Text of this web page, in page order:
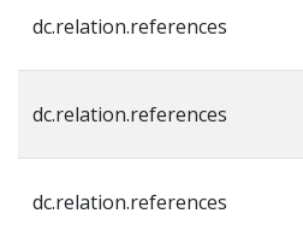
dc.relation.references
dc.relation.references
dc.relation.references